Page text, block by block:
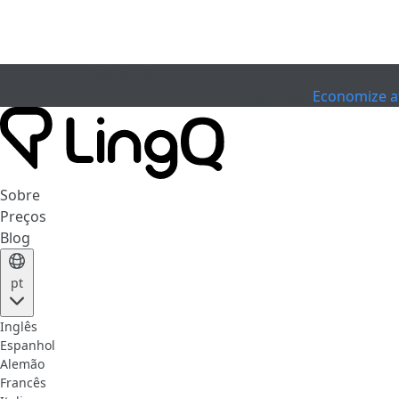
Economize
Sobre
Preços
Blog
pt
Inglês
Espanhol
Alemão
Francês